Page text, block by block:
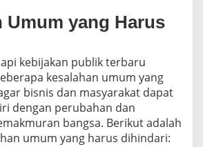
Umum yang Harus
kebijakan publik terbaru
kesalahan umum yang
bisnis dan masyarakat dapat
dengan perubahan dan
bangsa. Berikut adalah
umum yang harus dihindari: